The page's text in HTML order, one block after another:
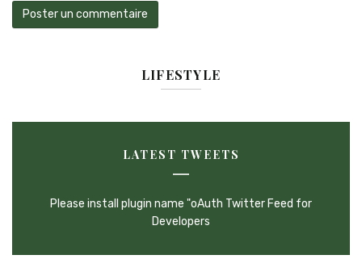
LIFESTYLE
LATEST TWEETS
Please install plugin name "oAuth Twitter Feed for
Developers